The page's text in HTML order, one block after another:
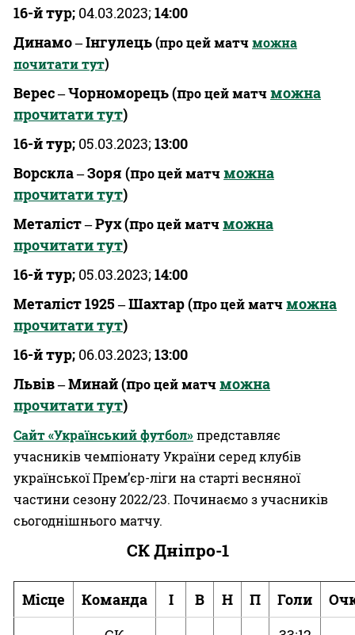
16-й тур; 04.03.2023; 14:00
Динамо ‒ Інгулець(про цей матчможна
почитати тут)
Верес ‒ Чорноморець(про цей матчможна
прочитати тут)
16-й тур; 05.03.2023; 13:00
Ворскла ‒ Зоря (про цей матчможна
прочитати тут)
Металіст ‒ Рух(про цей матчможна
прочитати тут)
16-й тур; 05.03.2023; 14:00
Металіст 1925 ‒ Шахтар(про цей матчможна
прочитати тут)
16-й тур; 06.03.2023; 13:00
Львів ‒ Минай(про цей матчможна
прочитати тут)
Сайт «Український футбол»представляє
учасників чемпіонату України серед клубів
української Прем’єр-ліги на старті весняної
частини сезону 2022/23. Починаємо з учасників
сьогоднішнього матчу.
СК Дніпро-1
Місце Команда І В Н П Голи